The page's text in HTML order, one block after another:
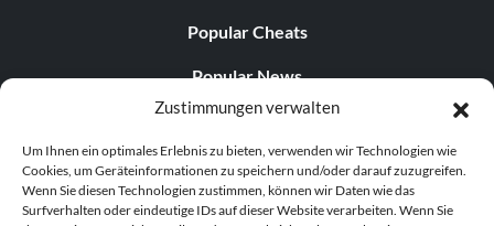
Zustimmungen verwalten
Um Ihnen ein optimales Erlebnis zu bieten, verwenden wir Technologien wie
Cookies, um Geräteinformationen zu speichern und/oder darauf zuzugreifen.
Wenn Sie diesen Technologien zustimmen, können wir Daten wie das
Surfverhalten oder eindeutige IDs auf dieser Website verarbeiten. Wenn Sie
Popular Cheats
Popular News
Popular Editorials
Popular Free Games
LATEST UPDATES